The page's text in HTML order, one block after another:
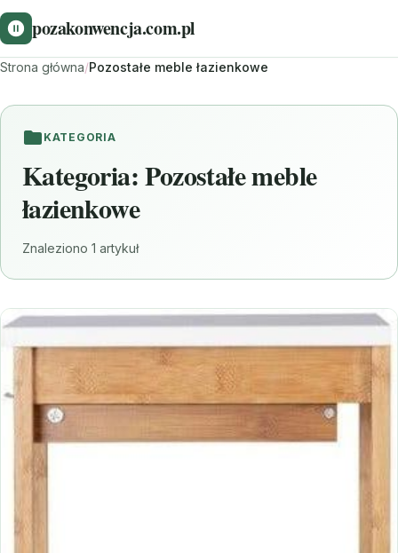
pozakonwencja.com.pl
Strona główna/Pozostałe meble łazienkowe
KATEGORIA
Kategoria:Pozostałe meble
łazienkowe
Znaleziono 1 artykuł